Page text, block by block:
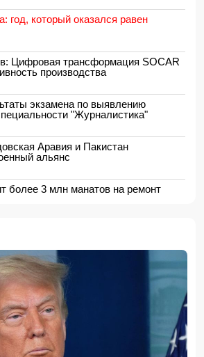
год, который оказался равен
Цифровая трансформация SOCAR
производства
экзамена по выявлению
"Журналистика"
Аравия и Пакистан
альянс
более 3 млн манатов на ремонт
Совета по медиа и вещанию
здании в Баку потушен
перевозившую мигрантов
состояния здоровья